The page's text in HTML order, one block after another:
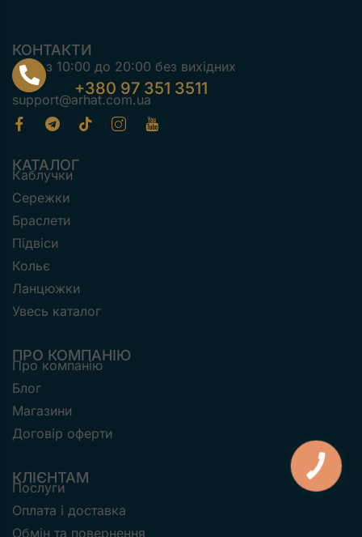
КОНТАКТИ
з 10:00 до 20:00 без вихідних
+380 97 351 3511
support@arhat.com.ua
КАТАЛОГ
Каблучки
Сережки
Браслети
Підвіси
Кольє
Ланцюжки
Увесь каталог
ПРО КОМПАНІЮ
Про компанію
Блог
Магазини
Договір оферти
КЛІЄНТАМ
Послуги
Оплата і доставка
Обмін та повернення
КНОПКА
ЗВ'ЯЗКУ